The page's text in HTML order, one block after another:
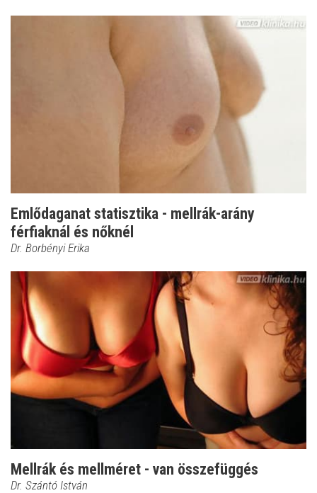
Emlődaganat statisztika - mellrák-arány
férfiaknál és nőknél
Dr. Borbényi Erika
Mellrák és mellméret - van összefüggés
Dr. Szántó István